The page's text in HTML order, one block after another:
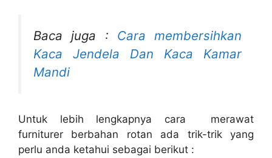
Baca juga : Cara membersihkan
Kaca Jendela Dan Kaca Kamar
Mandi
Untuk lebih lengkapnya cara merawat
furniturer berbahan rotan ada trik-trik yang
perlu anda ketahui sebagai berikut :